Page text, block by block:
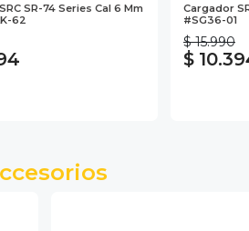
SR-74 Series Cal 6 Mm
62
Cargador
#SG36-01
$ 15.990
$